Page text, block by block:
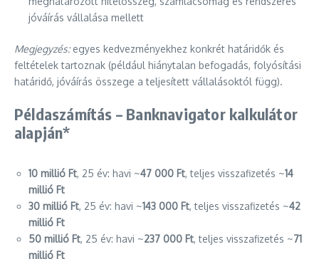
jóváírás vállalása mellett
Megjegyzés:egyes kedvezményekhez konkrét határidők és
feltételek tartoznak (például hiánytalan befogadás, folyósítási
határidő, jóváírás összege a teljesített vállalásoktól függ).
Példaszámítás – Banknavigator kalkulátor
alapján*
10 millió Ft, 25 év: havi ~47 000 Ft, teljes visszafizetés ~14
millió Ft
30 millió Ft, 25 év: havi ~143 000 Ft, teljes visszafizetés ~42
millió Ft
50 millió Ft, 25 év: havi ~237 000 Ft, teljes visszafizetés ~71
millió Ft